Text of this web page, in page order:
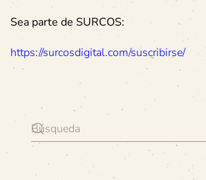
Sea parte de SURCOS:
https://surcosdigital.com/suscribirse/